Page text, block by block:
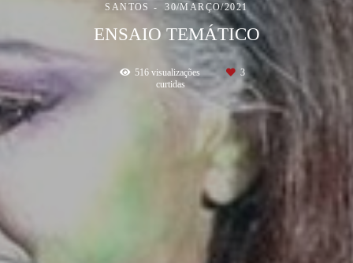
SANTOS
30/MARÇO/2021
ENSAIO TEMÁTICO
516 visualizações
3
curtidas